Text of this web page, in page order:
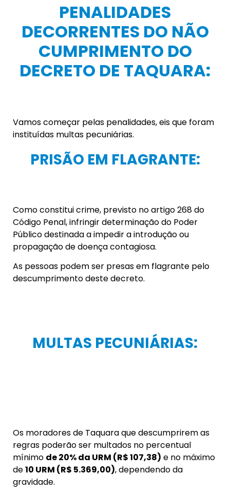
PENALIDADES
DECORRENTES DO NÃO
CUMPRIMENTO DO
DECRETO DE TAQUARA:
Vamos começar pelas penalidades, eis que foram
instituídas multas pecuniárias.
PRISÃO EM FLAGRANTE:
Como constitui crime, previsto no artigo 268 do
Código Penal, infringir determinação do Poder
Público destinada a impedir a introdução ou
propagação de doença contagiosa.
As pessoas podem ser presas em flagrante pelo
descumprimento deste decreto.
MULTAS PECUNIÁRIAS:
Os moradores de Taquara que descumprirem as
regras poderão ser multados no percentual
mínimo de 20% da URM (R$ 107,38) e no máximo
de10 URM (R$ 5.369,00), dependendo da
gravidade.